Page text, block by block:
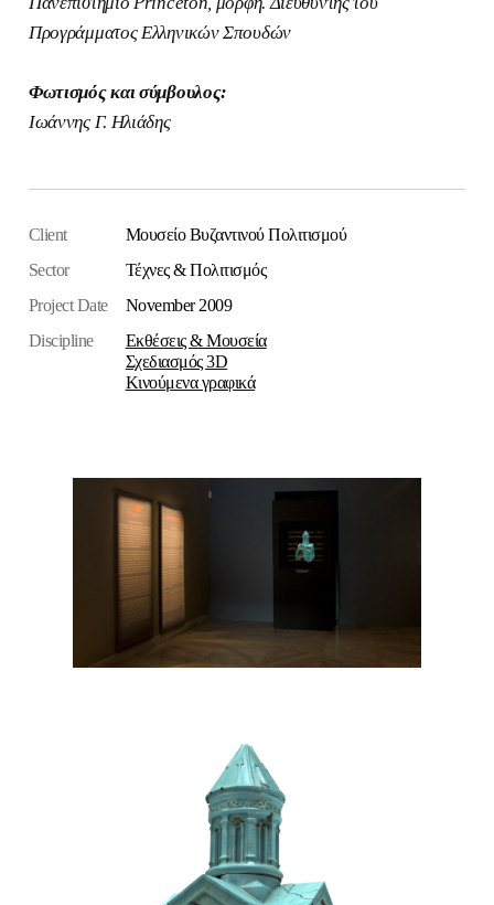
Προγράμματος Ελληνικών Σπουδών
Φωτισμός και σύμβουλος:
Ιωάννης Γ. Ηλιάδης
Client
Μουσείο Βυζαντινού Πολιτισμού
Sector
Τέχνες & Πολιτισμός
Project Date
November 2009
Discipline
Εκθέσεις & Μουσεία
Σχεδιασμός 3D
Κινούμενα γραφικά